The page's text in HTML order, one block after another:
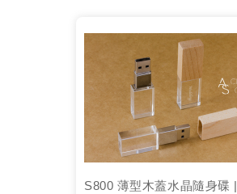
S800 薄型木蓋水晶隨身碟 |